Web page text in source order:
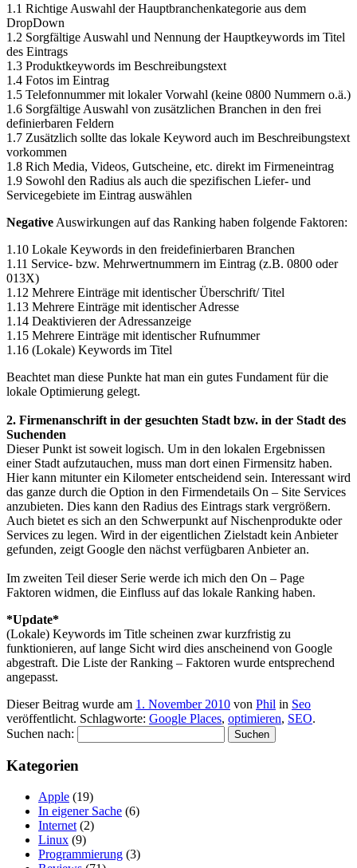
1.1 Richtige Auswahl der Hauptbranchenkategorie aus dem
DropDown
1.2 Sorgfältige Auswahl und Nennung der Hauptkeywords im Titel
des Eintrags
1.3 Produktkeywords im Beschreibungstext
1.4 Fotos im Eintrag
1.5 Telefonnummer mit lokaler Vorwahl (keine 0800 Nummern o.ä.)
1.6 Sorgfältige Auswahl von zusätzlichen Branchen in den frei
definierbaren Feldern
1.7 Zusätzlich sollte das lokale Keyword auch im Beschreibungstext
vorkommen
1.8 Rich Media, Videos, Gutscheine, etc. direkt im Firmeneintrag
1.9 Sowohl den Radius als auch die spezifischen Liefer- und
Servicegebiete im Eintrag auswählen
Negative Auswirkungen auf das Ranking haben folgende Faktoren:
1.10 Lokale Keywords in den freidefinierbaren Branchen
1.11 Service- bzw. Mehrwertnummern im Eintrag (z.B. 0800 oder
013X)
1.12 Mehrere Einträge mit identischer Überschrift/ Titel
1.13 Mehrere Einträge mit identischer Adresse
1.14 Deaktivieren der Adressanzeige
1.15 Mehrere Einträge mit identischer Rufnummer
1.16 (Lokale) Keywords im Titel
Beachtet man diese Punkte hat man ein gutes Fundament für die
lokale Optimierung gelegt.
2. Firmenanschrift in der gesuchten Stadt bzw. in der Stadt des
Suchenden
Dieser Punkt ist soweit logisch. Um in den lokalen Ergebnissen
einer Stadt aufzutauchen, muss man dort einen Firmensitz haben.
Hier kann mitunter ein Kilometer entscheidend sein. Interessant wird
das ganze durch die Option in den Firmendetails On – Site Services
anzubieten. Dies kann den Radius des Eintrags stark vergrößern.
Auch bietet es sich an den Schwerpunkt auf Nischenprodukte oder
Services zu legen. Wird in der eigentlichen Zielstadt kein Anbieter
gefunden, zeigt Google den nächst verfügbaren Anbieter an.
Im zweiten Teil dieser Serie werde ich mich den On – Page
Faktoren widmen, die Einfluss auf das lokale Ranking haben.
*Update*
(Lokale) Keywords im Title scheinen zwar kurzfristig zu
funktionieren, auf lange Sicht wird dies anscheinend von Google
abgestraft. Die Liste der Ranking – Faktoren wurde entsprechend
angepasst.
Dieser Beitrag wurde am 1. November 2010 von Phil in Seo
veröffentlicht. Schlagworte: Google Places, optimieren, SEO.
Suchen nach:
Kategorien
Apple (19)
In eigener Sache (6)
Internet (2)
Linux (9)
Programmierung (3)